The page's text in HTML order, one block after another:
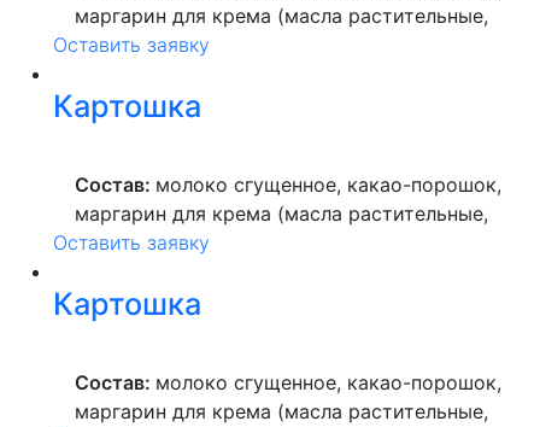
маргарин для крема (масла растительные,
вода питьевая, сахар, ароматизатор,
высшего сорта, продукты яичные, масло
растительное, пекарский порошок, молоко
Оставить заявку
Картошка
Состав: молоко сгущенное, какао-порошок,
маргарин для крема (масла растительные,
вода питьевая, сахар, ароматизатор,
высшего сорта, продукты яичные, масло
растительное, пекарский порошок, молоко
Оставить заявку
Картошка
Состав: молоко сгущенное, какао-порошок,
маргарин для крема (масла растительные,